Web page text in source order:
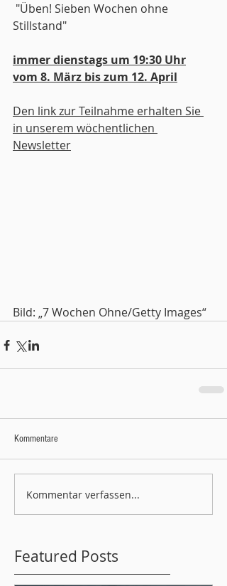
Stillstand"
immer dienstags um 19:30 Uhr
vom 8. März bis zum 12. April
Den link zur Teilnahme erhalten Sie
in unserem wöchentlichen
Newsletter
Bild: „7 Wochen Ohne/Getty Images“
Kommentare
Kommentar verfassen...
Featured Posts